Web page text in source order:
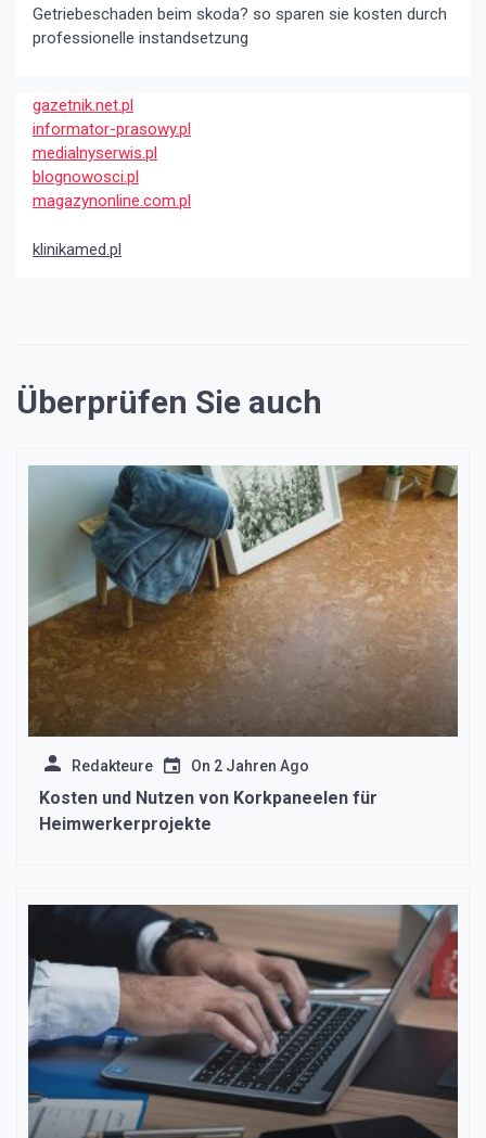
Getriebeschaden beim skoda? so sparen sie kosten durch
professionelle instandsetzung
gazetnik.net.pl
informator-prasowy.pl
medialnyserwis.pl
blognowosci.pl
magazynonline.com.pl
klinikamed.pl
Überprüfen Sie auch
Redakteure On 2 Jahren Ago
Kosten und Nutzen von Korkpaneelen für
Heimwerkerprojekte